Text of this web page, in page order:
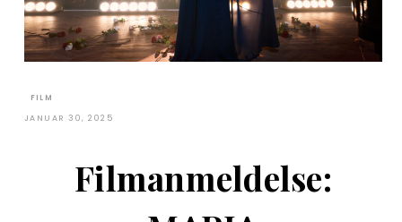
FILM
JANUAR 30, 2025
Filmanmeldelse: